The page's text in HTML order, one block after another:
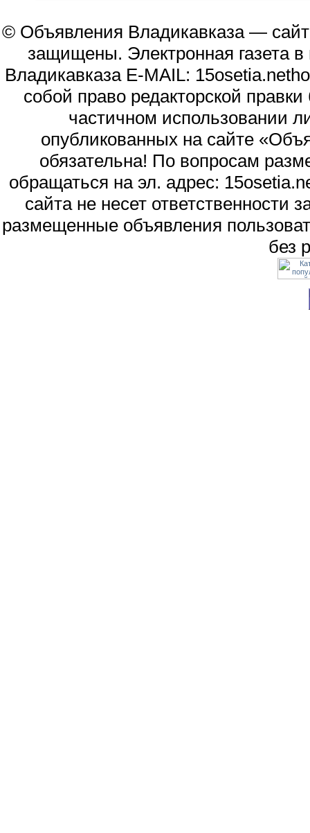
© Объявления Владикавказа —
защищены. Электронная газета
Владикавказа E-MAIL:
собой право редакторской
частичном использовании
опубликованных на сайте
обязательна! По вопросам
обращаться на эл. адрес:
сайта не несет
размещенные объявления
без